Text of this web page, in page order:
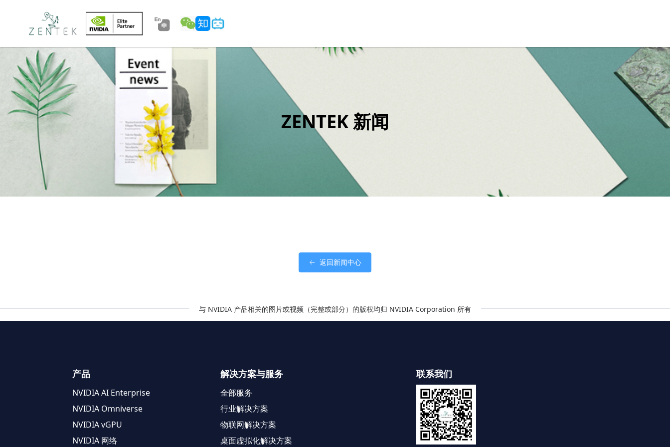
ZENTEK 新闻
返回新闻中心
与 NVIDIA 产品相关的图片或视频（完整或部分）的版权均归 NVIDIA Corporation 所有
产品
NVIDIA AI Enterprise
NVIDIA Omniverse
NVIDIA vGPU
NVIDIA 网络
解决方案与服务
全部服务
行业解决方案
物联网解决方案
桌面虚拟化解决方案
联系我们